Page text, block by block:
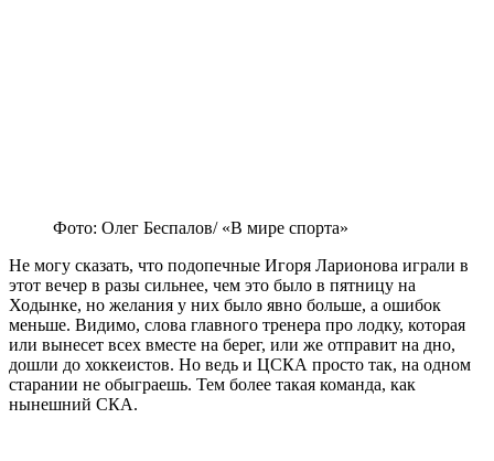
Фото: Олег Беспалов/ «В мире спорта»
Не могу сказать, что подопечные Игоря Ларионова играли в
этот вечер в разы сильнее, чем это было в пятницу на
Ходынке, но желания у них было явно больше, а ошибок
меньше. Видимо, слова главного тренера про лодку, которая
или вынесет всех вместе на берег, или же отправит на дно,
дошли до хоккеистов. Но ведь и ЦСКА просто так, на одном
старании не обыграешь. Тем более такая команда, как
нынешний СКА.